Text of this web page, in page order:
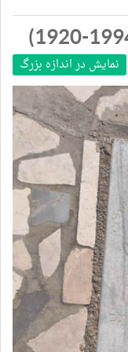
نمایش در اندازه بزرگ